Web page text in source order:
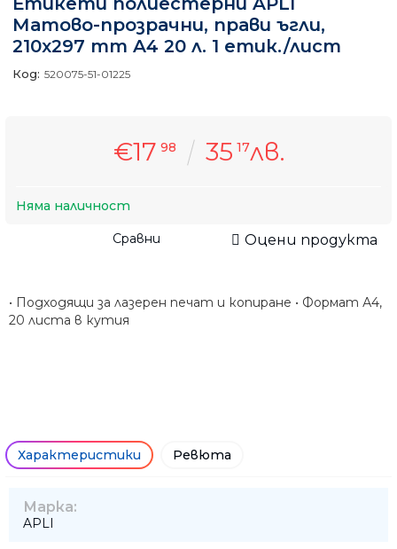
Матово-прозрачни, прави ъгли,
210х297 mm A4 20 л. 1 етик./лист
Код: 520075-51-01225
€17 98 35 17лв.
Няма наличност
Сравни Оцени продукта
• Подходящи за лазерен печат и копиране • Формат А4,
20 листа в кутия
Характеристики Ревюта
Марка:
APLI